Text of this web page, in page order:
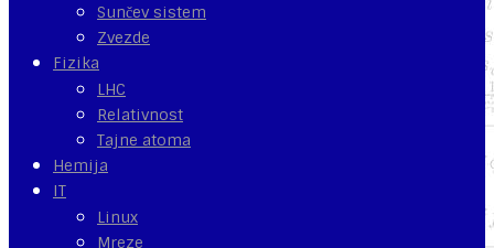
Sunčev sistem
Zvezde
Fizika
LHC
Relativnost
Tajne atoma
Hemija
IT
Linux
Mreze